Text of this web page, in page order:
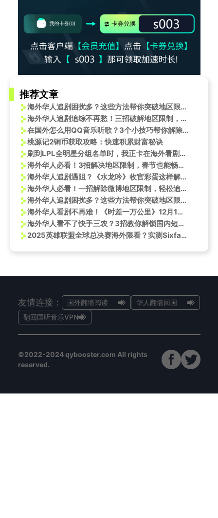
推荐文章
海外华人追剧困扰多？这些方法帮你突破地区限制畅享国产影视
海外华人追剧追综不再愁！三招破解地区限制，B站海影节圆桌会谈带你揭秘动画幕后
在国外怎么用QQ音乐听歌？3个小技巧帮你解除海外限制
桃源记2铜币获取攻略：快速积累财富秘诀
刷到LPL全明星分组名单时，我正卡在海外看剧的转圈圈里——突然就懂了什么叫‘看得见摸不着’的痛
海外华人必看！3招解决地区限制，春节也能畅听刘宇宁《过年的歌》
海外华人追剧遇阻？《水龙吟》收官彩蛋这样解锁，告别卡顿与地区限制
海外华人必看！一招解除微博地区限制，轻松追《新说唱2025》严浩翔严选现场
海外华人追剧困扰多？这些方法帮你突破地区限制流畅观看国产影视
海外华人看剧不再难！《时差一万公里》12月1日开播，这份追剧攻略请收好
海外华人看不了快手三农？3招教你解锁国内短视频，村花老赵婆子真实生活触手可及
2025英雄联盟全球总决赛海外限看？实测Sixfast一键解锁LPL赛事直播！
友情连接： 国外翻墙阅读
华人翻墙回国
翻回国听音乐VPN
©2022-2024 qybooster.com All rights
reserved.